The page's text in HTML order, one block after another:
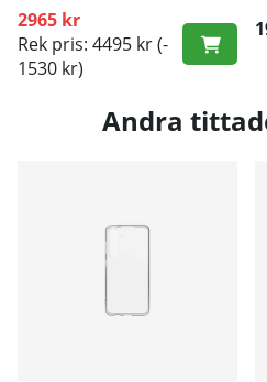
2965 kr
Rek pris: 4495 kr(-
1530 kr)
Andra